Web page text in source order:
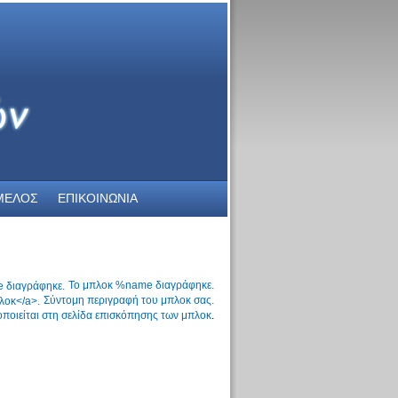
ΕΠΙΚΟΙΝΩΝΙΑ
Το μπλοκ %name διαγράφηκε.
Σύντομη περιγραφή του μπλοκ σας.
στη σελίδα επισκόπησης των μπλοκ.